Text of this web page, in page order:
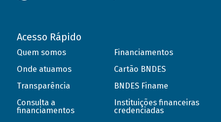
Acesso Rápido
Quem somos
Onde atuamos
Transparência
Consulta a
financiamentos
Financiamentos
Cartão BNDES
BNDES Finame
Instituições financeiras
credenciadas